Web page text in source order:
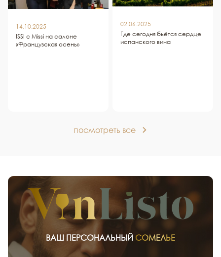
14.10.2025
ISSI c Missi на салоне
«Французская осень»
02.06.2025
Где сегодня бьётся сердце
испанского вина
посмотреть все
ВАШ ПЕРСОНАЛЬНЫЙ СОМЕЛЬЕ